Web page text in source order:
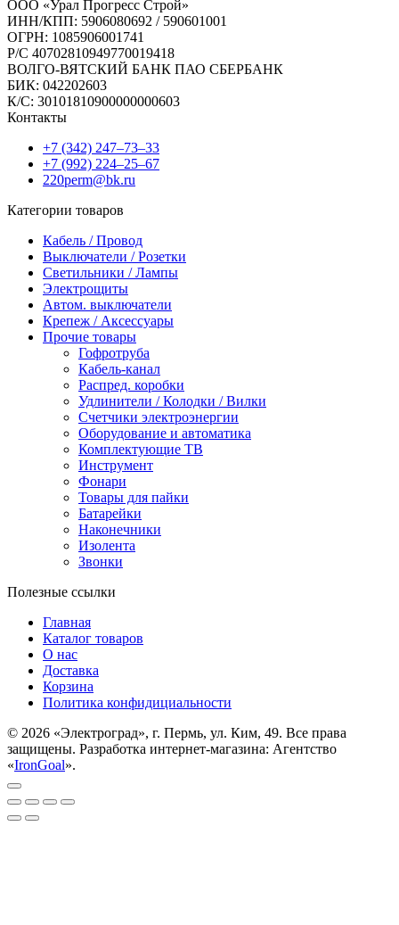
ООО «Урал Прогресс Строй»
ИНН/КПП: 5906080692 / 590601001
ОГРН: 1085906001741
Р/C 40702810949770019418
ВОЛГО-ВЯТСКИЙ БАНК ПАО СБЕРБАНК
БИК: 042202603
К/С: 30101810900000000603
Контакты
+7 (342) 247‒73‒33
+7 (992) 224‒25‒67
220perm@bk.ru
Категории товаров
Кабель / Провод
Выключатели / Розетки
Светильники / Лампы
Электрощиты
Автом. выключатели
Крепеж / Аксессуары
Прочие товары
Гофротруба
Кабель-канал
Распред. коробки
Удлинители / Колодки / Вилки
Счетчики электроэнергии
Оборудование и автоматика
Комплектующие ТВ
Инструмент
Фонари
Товары для пайки
Батарейки
Наконечники
Изолента
Звонки
Полезные ссылки
Главная
Каталог товаров
О нас
Доставка
Корзина
Политика конфидициальности
© 2026 «Электроград», г. Пермь, ул. Ким, 49. Все права
защищены. Разработка интернет-магазина: Агентство
«IronGoal».